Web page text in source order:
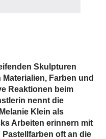
Skulpturen
Farben und
Reaktionen beim
nennt die
Klein als
Arbeiten erinnern mit
oft an die